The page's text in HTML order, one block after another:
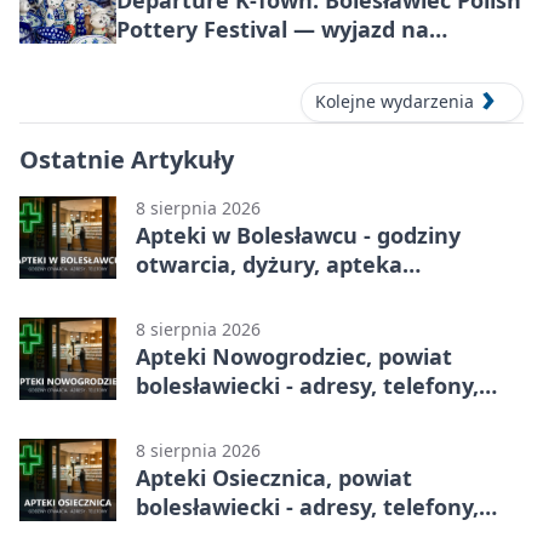
Pottery Festival — wyjazd na
Kolejne wydarzenia
Ostatnie Artykuły
8 sierpnia 2026
Apteki w Bolesławcu - godziny
otwarcia, dyżury, apteka
8 sierpnia 2026
Apteki Nowogrodziec, powiat
bolesławiecki - adresy, telefony,
8 sierpnia 2026
Apteki Osiecznica, powiat
bolesławiecki - adresy, telefony,